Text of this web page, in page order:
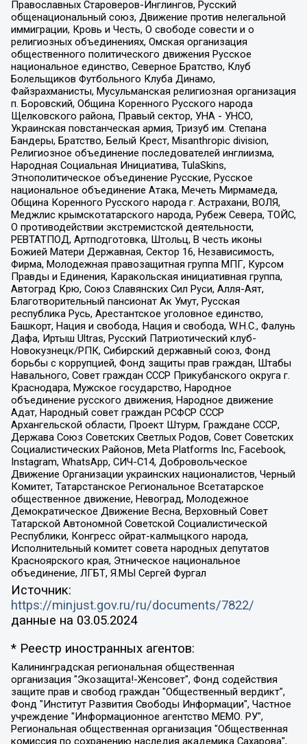
Православных Староверов-Инглингов, Русский
общенациональный союз, Движение против нелегальной
иммиграции, Кровь и Честь, О свободе совести и о
религиозных объединениях, Омская организация
общественного политического движения Русское
национальное единство, Северное Братство, Клуб
Болельщиков Футбольного Клуба Динамо,
Файзрахманисты, Мусульманская религиозная организация
п. Боровский, Община Коренного Русского народа
Щелковского района, Правый сектор, УНА - УНСО,
Украинская повстанческая армия, Тризуб им. Степана
Бандеры, Братство, Белый Крест, Misanthropic division,
Религиозное объединение последователей инглиизма,
Народная Социальная Инициатива, TulaSkins,
Этнополитическое объединение Русские, Русское
национальное объединение Атака, Мечеть Мирмамеда,
Община Коренного Русского народа г. Астрахани, ВОЛЯ,
Меджлис крымскотатарского народа, Рубеж Севера, ТОЙС,
О противодействии экстремистской деятельности,
РЕВТАТПОД, Артподготовка, Штольц, В честь иконы
Божией Матери Державная, Сектор 16, Независимость,
Фирма, Молодежная правозащитная группа МПГ, Курсом
Правды и Единения, Каракольская инициативная группа,
Автоград Крю, Союз Славянских Сил Руси, Алля-Аят,
Благотворительный пансионат Ак Умут, Русская
республика Русь, Арестантское уголовное единство,
Башкорт, Нация и свобода, Нация и свобода, W.H.С., Фалунь
Дафа, Иртыш Ultras, Русский Патриотический клуб-
Новокузнецк/РПК, Сибирский державный союз, Фонд
борьбы с коррупцией, Фонд защиты прав граждан, Штабы
Навального, Совет граждан СССР Прикубанского округа г.
Краснодара, Мужское государство, Народное
объединение русского движения, Народное движение
Адат, Народный совет граждан РСФСР СССР
Архангельской области, Проект Штурм, Граждане СССР,
Держава Союз Советских Светлых Родов, Совет Советских
Социалистических Районов, Meta Platforms Inc, Facebook,
Instagram, WhatsApp, СИЧ-С14, Добровольческое
Движение Организации украинских националистов, Черный
Комитет, Татарстанское Региональное Всетатарское
общественное движение, Невоград, Молодежное
Демократическое Движение Весна, Верховный Совет
Татарской Автономной Советской Социалистической
Республики, Конгресс ойрат-калмыцкого народа,
Исполнительный комитет совета народных депутатов
Красноярского края, Этническое национальное
объединение, ЛГБТ, Я.МЫ Сергей Фургал
Источник:
https://minjust.gov.ru/ru/documents/7822/
данные на 03.05.2024
* Реестр иностранных агентов:
Калининградская региональная общественная организация "Экозащита!-Женсовет", Фонд содействия защите прав и свобод граждан "Общественный вердикт", Фонд "Институт Развития Свободы Информации", Частное учреждение "Информационное агентство МЕМО. РУ", Региональная общественная организация "Общественная комиссия по сохранению наследия академика Сахарова", Фонд поддержки свободы прессы, Санкт-Петербургская общественная правозащитная организация "Гражданский контроль", Межрегиональная общественная организация "Информационно-просветительский центр "Мемориал", Региональный Фонд "Центр Защиты Прав Средств Массовой Информации", с 05.12.2023 Фонд "Центр Защиты Прав Средств массовой информации", Региональная общественная благотворительная организация помощи беженцам и мигрантам "Гражданское содействие", Негосударственное образовательное учреждение дополнительного профессионального образования (повышение квалификации) специалистов "АКАДЕМИЯ ПО ПРАВАМ ЧЕЛОВЕКА", Свердловская региональная общественная организация "Сутяжник", Автономная некоммерческая организация "Центр независимых социологических исследований", Союз общественных объединений "Российский исследовательский центр по правам человека", Региональное общественное учреждение научно-информационный центр "МЕМОРИАЛ", Некоммерческая организация "Фонд защиты гласности", Автономная некоммерческая организация "Институт прав человека", Городская общественная организация "Екатеринбургское общество "МЕМОРИАЛ", Городская общественная организация "Рязанское историко-просветительское и правозащитное общество "Мемориал" (Рязанский Мемориал), Челябинский региональный орган общественной самодеятельности – женское общественное объединение "Женщины Евразии", Челябинский региональный орган общественной самодеятельности "Уральская правозащитная группа", Фонд содействия защите здоровья и социальной справедливости имени Андрея Рылькова, Автономная Некоммерческая Организация "Аналитический Центр Юрия Левады", Автономная некоммерческая организация социальной поддержки населения "Проект Апрель", Региональная общественная организация помощи женщинам и детям, находящимся в кризисной ситуации "Информационно-методический центр "Анна", Фонд содействия развитию массовых коммуникаций и правовому просвещению "Так-так-Так", Фонд содействия устойчивому развитию "Серебряная тайга", Свердловский региональный общественный фонд социальных проектов "Новое время", "Idel.Реалии", Кавказ.Реалии, Крым.Реалии, Телеканал Настоящее Время, Татаро-башкирская служба Радио Свобода (Azatliq Radiosi), Радио Свободная Европа/Радио Свобода (PCE/PC), "Сибирь.Реалии", "Фактограф", Благотворительный фонд помощи осужденным и их семьям, Автономная некоммерческая организация "Институт глобализации и социальных движений", Фонд "В защиту прав заключенных", Частное учреждение "Центр поддержки и содействия развитию средств массовой информации", Пензенский региональный общественный благотворительный фонд "Гражданский союз", "Север.Реалии", Некоммерческая организация Фонд "Правовая инициатива", Общество с ограниченной ответственностью "Радио Свободная Европа/Радио Свобода", Чешское информационное агентство "MEDIUM-ORIENT", Красноярская региональная общественная организация "Мы против СПИДа", Камалягин Денис Николаевич, Маркелов Сергей Евгеньевич, Пономарев Лев Александрович, Савицкая Людмила Алексеевна, Автономная некоммерческая организация "Центр по работе с проблемой насилия "НАСИЛИЮ.НЕТ", Межрегиональный профессиональный союз работников здравоохранения "Альянс врачей", Юридическое лицо, зарегистрированное в Латвийской Республике, SIA "Medusa Project" (регистрационный номер 40103797863, дата регистрации 10.06.2014), Некоммерческая организация "Фонд по борьбе с коррупцией", Автономная некоммерческая организация "Институт права и публичной политики", Баданин Роман Сергеевич, Гликин Максим Александрович, Железнова Мария Михайловна, Лукьянова Юлия Сергеевна, Маетная Елизавета Витальевна, Маняхин Петр Борисович, Чуракова Ольга Владимировна, Ярош Юлия Петровна, Юридическое лицо "The Insider SIA", зарегистрированное в Риге, Латвийская Республика (дата регистрации 26.06.2015), являющееся администратором доменного имени интернет-издания "The Insider SIA", https://theins.ru, Постернак Алексей Евгеньевич, Рубин Михаил Аркадьевич, Анин Роман Александрович, Юридическое лицо Istories fonds, зарегистрированное в Латвийской Республике (регистрационный номер 50008295751, дата регистрации 24.02.2020), Великовский Дмитрий Александрович, Долинина Ирина Николаевна, Мароховская Алеся Алексеевна, Шлейнов Роман Юрьевич, Шмагун Олеся Валентиновна, Общество с ограниченной ответственностью "Альтаир 2021", Общество с ограниченной ответственностью "Вега 2021", Общество с ограниченной ответственностью "Главный редактор 2021", Общество с ограниченной ответственностью "Ромашки монолит", Важенков Артем Валерьевич, Ивановская областная общественная организация "Центр гендерных исследований", Гурман Юрий Альбертович, Медиапроект "ОВД-Инфо", Егоров Владимир Владимирович, Жилинский Владимир Александрович, Общество с ограниченной ответственностью "ЗП", Иванова София Юрьевна, Карезина Инна Павловна, Кильтау Екатерина Викторовна, Петров Алексей Викторович, Пискунов Сергей Евгеньевич, Смирнов Сергей Сергеевич, Тихонов Михаил Сергеевич, Общество с ограниченной ответственностью "ЖУРНАЛИСТ-ИНОСТРАННЫЙ АГЕНТ", Арапова Галина Юрьевна, Вольтская Татьяна Анатольевна, Американская компания "Mason G.E.S. Anonymous Foundation" (США), являющаяся владельцем интернет-издания https://mnews.world/, Компания "Stichting Bellingcat", зарегистрированная в Нидерландах (дата регистрации 11.07.2018), Захаров Андрей Вячеславович, Клепиковская Екатерина Дмитриевна, Общество с ограниченной ответственностью "МЕМО", Перл Роман Александрович, Симонов Евгений Алексеевич, Соловьева Елена Анатольевна, Сотников Даниил Владимирович, Сурначева Елизавета Дмитриевна, Автономная некоммерческая организация по защите прав человека и информированию населения "Якутия – Наше Мнение", Общество с ограниченной ответственностью "Москоу диджитал медиа", с 26.01.2023 Общество с ограниченной ответственностью "Чайка Белые сады", Ветошкина Валерия Валерьевна, Заговора Максим Александрович, Межрегиональное общественное движение "Российская ЛГБТ - сеть", Оленичев Максим Владимирович, Павлов Иван Юрьевич, Скворцова Елена Сергеевна, Общество с ограниченной ответственностью "Как бы инагент", Кочетков Игорь Викторович, Общество с ограниченной ответственностью "Честные выборы", Еланчик Олег Александрович, Общество с ограниченной ответственностью "Нобелевский призыв", Гималова Регина Эмилевна, Григорьев Андрей Валерьевич, Григорьева Алина Александровна, Ассоциация по содействию защите прав призывников, альтернативнослужащих и военнослужащих "Правозащитная группа "Гражданин.Армия.Право", Хисамова Регина Фаритовна, Автономная некоммерческая организация по реализации социально-правовых программ "Лилит", Дальневосточное общественное движение "Маяк", Санкт-Петербургская ЛГБТ-инициативная группа "Выход", Инициативная группа ЛГБТ+ "Реверс", Алексеев Андрей Викторович, Бекбулатова Таисия Львовна, Беляев Иван Михайлович, Владыкина Елена Сергеевна, Гельман Марат Александрович, Никульшина Вероника Юрьевна, Толоконникова Надежда Андреевна, Шендерович Виктор Анатольевич, Общество с ограниченной ответственностью "Данное сообщение", Общество с ограниченной ответственностью Издательский дом "Новая глава", Айнбиндер Александра Александровна, Московский комьюнити-центр для ЛГБТ+инициатив, Благотворительный фонд развития филантропии, Deutsche Welle (Германия, Kurt-Schumacher-Strasse 3, 53113 Bonn), Борзунова Мария Михайловна, Воробьев Виктор Викторович, Голубева Анна Львовна, Константинова Алла Михайловна, Малкова Ирина Владимировна, Мурадов Мурад Абдулгалимович, Осетинская Елизавета Николаевна, Понасенков Евгений Николаевич, Ганапольский Матвей Юрьевич, Киселев Евгений Алексеевич, Борухович Ирина Григорьевна, Дремин Иван Тимофеевич, Дубровский Дмитрий Викторович, Красноярская региональная общественная организация поддержки и развития альтернативных образовательных технологий и межкультурных коммуникаций "ИНТЕРРА", Маяковская Екатерина Алексеевна, Фейгин Марк Захарович, Филимонов Андрей Викторович, Дзугкоева Регина Николаевна, Доброхотов Роман Александрович, Дудь Юрий Александрович, Елкин Сергей Владимирович, Кругликов Кирилл Игоревич, Сабунаева Мария Леонидовна, Семенов Алексей Владимирович, Шаинян Карен Багратович, Шульман Екатерина Михайловна, Асафьев Артур Валерьевич, Вахштайн Виктор Семенович, Венедиктов Алексей Алексеевич, Лушникова Екатерина Евгеньевна, Волков Леонид Михайлович, Невзоров Александр Глебович, Пархоменко Сергей Борисович, Сироткин Ярослав Николаевич, Кара-Мурза Владимир Владимирович, Баранова Наталья Владимировна, Гозман Леонид Яковлевич, Кагарлицкий Борис Юльевич, Климарев Михаил Валерьевич, Милов Владимир Станиславович, Автономная некоммерческая организация Краснодарский центр современного искусства "Типография", Моргенштерн Алишер Тагирович, Соболь Любовь Эдуардовна, Общество с ограниченной ответственностью "ЛИЗА НОРМ", Каспаров Гарри Кимович, Ходорковский Михаил Борисович, Общество с ограниченной ответственностью "Апрельские тезисы", Данилович Ирина Брониславовна, Кашин Олег Владимирович, Петров Николай Владимирович, Пивоваров Алексей Владимирович, Соколов Михаил Владимирович, Цветкова Юлия Владимировна, Чичваркин Евгений Александрович, Комитет против пыток/Команда против пыток, Общество с ограниченной ответственностью "Первый научный", Общество с ограниченной ответственностью "Вертолет и ко", Белоцерковская Вероника Борисовна, Кац Максим Евгеньевич, Лазарева Татьяна Юрьевна, Шаведдинов Руслан Табризович, Яшин Илья Валерьевич, Общество с ограниченной ответственностью "Иноагент ААВ", Алешковский Дмитрий Петрович, Альбац Евгения Марковна, Быков Дмитрий Львович, Галямина Юлия Евгеньевна, Лойко Сергей Леонидович, Мартынов Кирилл Константинович, Медведев Сергей Александрович, Крашенинников Федор Геннадиевич, Гордеева Катерина Вл